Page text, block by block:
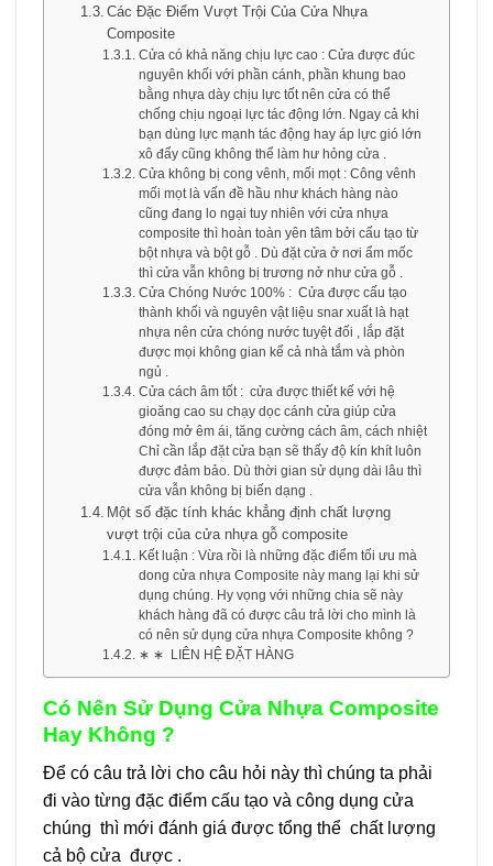
Các Đặc Điểm Vượt Trội Của Cửa Nhựa
Composite
Cửa có khả năng chịu lực cao : Cửa được đúc
nguyên khối với phần cánh, phần khung bao
bằng nhựa dày chịu lực tốt nên cửa có thể
chống chịu ngoại lực tác động lớn. Ngay cả khi
bạn dùng lực mạnh tác động hay áp lực gió lớn
xô đẩy cũng không thể làm hư hỏng cửa .
Cửa không bị cong vênh, mối mọt : Công vênh
mối mọt là vấn đề hầu như khách hàng nào
cũng đang lo ngại tuy nhiên với cửa nhựa
composite thì hoàn toàn yên tâm bởi cấu tạo từ
bột nhựa và bột gỗ . Dù đặt cửa ở nơi ẩm mốc
thì cửa vẫn không bị trương nở như cửa gỗ .
Cửa Chóng Nước 100% : Cửa được cấu tạo
thành khối và nguyên vật liệu snar xuất là hạt
nhựa nên cửa chóng nước tuyệt đối , lắp đặt
được mọi không gian kể cả nhà tắm và phòn
ngủ .
Cửa cách âm tốt : cửa được thiết kế với hệ
gioăng cao su chạy dọc cánh cửa giúp cửa
đóng mở êm ái, tăng cường cách âm, cách nhiệt
Chỉ cần lắp đặt cửa bạn sẽ thấy độ kín khít luôn
được đảm bảo. Dù thời gian sử dụng dài lâu thì
cửa vẫn không bị biến dạng .
Một số đặc tính khác khẳng định chất lượng
vượt trội của cửa nhựa gỗ composite
Kết luận : Vừa rồi là những đặc điểm tối ưu mà
dong cửa nhựa Composite này mang lại khi sử
dụng chúng. Hy vọng với những chia sẽ này
khách hàng đã có được câu trả lời cho mình là
có nên sử dụng cửa nhựa Composite không ?
∗ ∗ LIÊN HỆ ĐẶT HÀNG
Có Nên Sử Dụng Cửa Nhựa Composite
Hay Không ?
Để có câu trả lời cho câu hỏi này thì chúng ta phải
đi vào từng đặc điểm cấu tạo và công dụng cửa
chúng thì mới đánh giá được tổng thể chất lượng
cả bộ cửa được .